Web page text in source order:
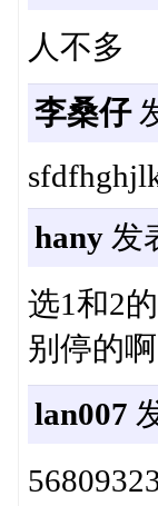
人不多
李桑仔
hany发
选1和2
别停的啊
lan007